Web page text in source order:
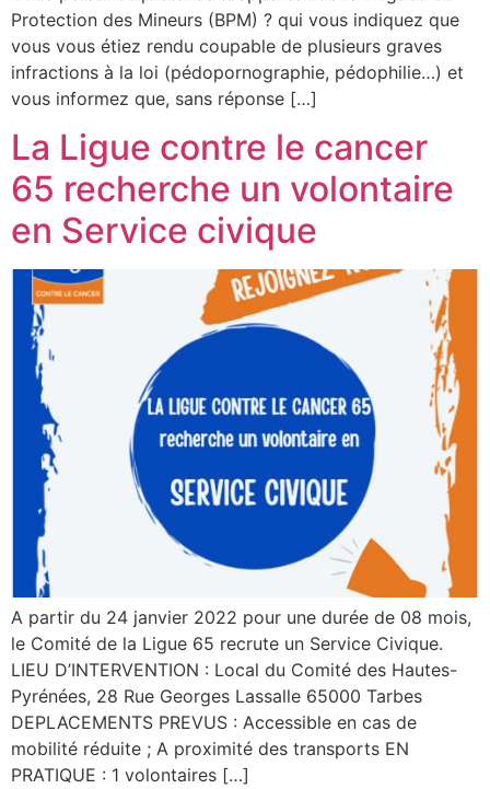
Protection des Mineurs (BPM) ? qui vous indiquez que
vous vous étiez rendu coupable de plusieurs graves
infractions à la loi (pédopornographie, pédophilie…) et
vous informez que, sans réponse […]
La Ligue contre le cancer
65 recherche un volontaire
en Service civique
A partir du 24 janvier 2022 pour une durée de 08 mois,
le Comité de la Ligue 65 recrute un Service Civique.
LIEU D’INTERVENTION : Local du Comité des Hautes-
Pyrénées, 28 Rue Georges Lassalle 65000 Tarbes
DEPLACEMENTS PREVUS : Accessible en cas de
mobilité réduite ; A proximité des transports EN
PRATIQUE : 1 volontaires […]